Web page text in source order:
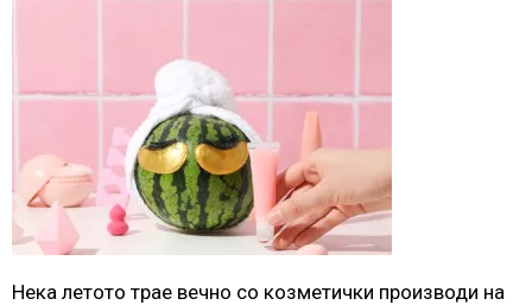
Нека летото трае вечно со козметички производи на